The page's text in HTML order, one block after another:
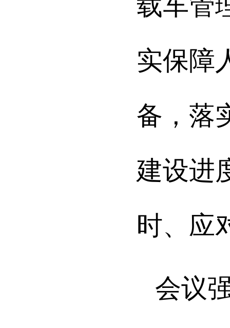
实保障
备，落
建设进
时、应
会议